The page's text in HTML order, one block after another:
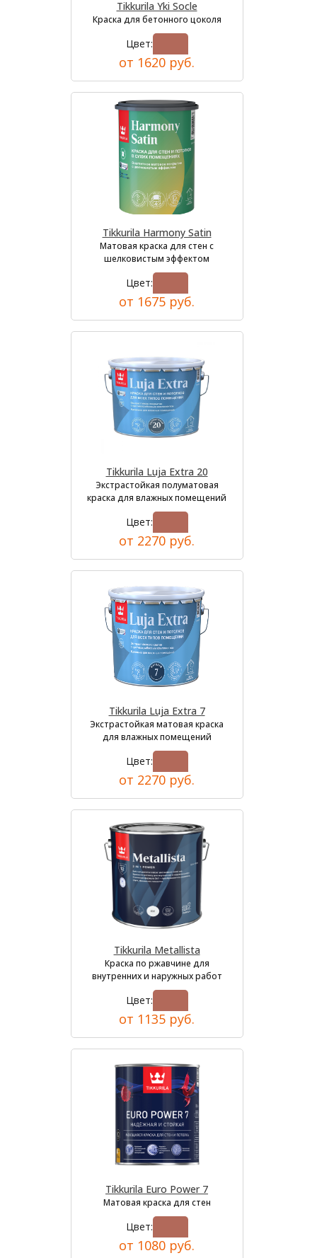
Tikkurila Yki Socle
Краска для бетонного цоколя
Цвет:
от 1620 руб.
Tikkurila Harmony Satin
Матовая краска для стен с
шелковистым эффектом
Цвет:
от 1675 руб.
Tikkurila Luja Extra 20
Экстрастойкая полуматовая
краска для влажных помещений
Цвет:
от 2270 руб.
Tikkurila Luja Extra 7
Экстрастойкая матовая краска
для влажных помещений
Цвет:
от 2270 руб.
Tikkurila Metallista
Краска по ржавчине для
внутренних и наружных работ
Цвет:
от 1135 руб.
Tikkurila Euro Power 7
Матовая краска для стен
Цвет:
от 1080 руб.